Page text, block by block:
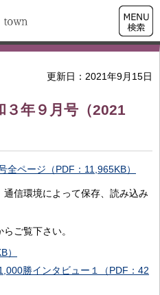
検索・
共通メ
ニュー
更新日：2021年9月15日
３年９月号（2021
全ページ（PDF：11,965KB）
信環境によって保存、読み込み
ご覧下さい。
）
勝インタビュー１（PDF：42